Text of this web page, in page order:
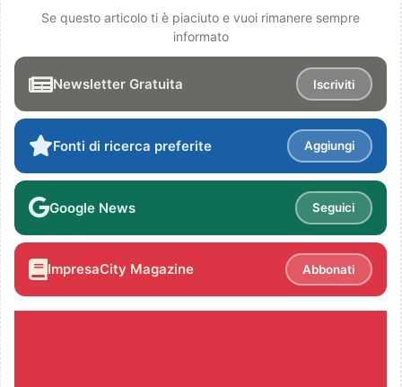
Se questo articolo ti è piaciuto e vuoi rimanere sempre
informato
Newsletter Gratuita Iscriviti
Fonti di ricerca preferite Aggiungi
Google News Seguici
ImpresaCity Magazine Abbonati